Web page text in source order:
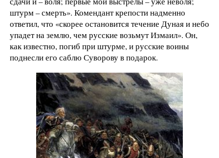
штурм – смерть». Комендант крепости надменно
ответил, что «скорее остановится течение Дуная и небо
упадет на землю, чем русские возьмут Измаил». Он,
как известно, погиб при штурме, и русские воины
поднесли его саблю Суворову в подарок.